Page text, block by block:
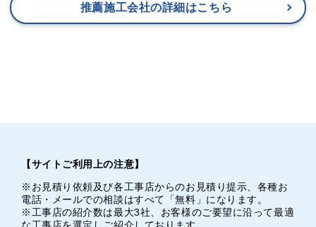
推薦施工会社の詳細はこちら
【サイトご利用上の注意】
※お見積り依頼及び各工事店からのお見積り提示、各種お
電話・メールでの相談はすべて「無料」になります。
※工事店の紹介数は最大3社、お客様のご要望に沿って最適
な工事店を選定しご紹介しております。